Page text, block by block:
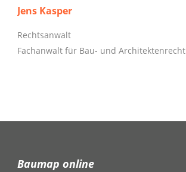
Jens Kasper
Rechtsanwalt
Fachanwalt für Bau- und Architektenrecht
Baumap online